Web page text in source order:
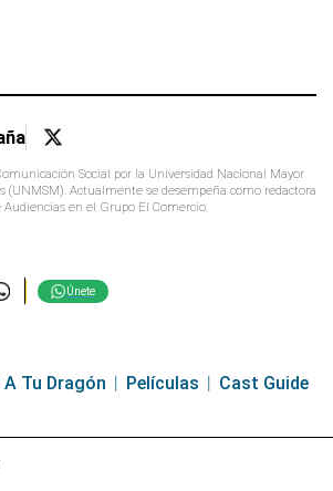
Social por la Universidad Nacional Mayor
(UNMSM). Actualmente se desempeña como redactora
Audiencias en el Grupo El Comercio.
Únete
Tu Dragón Películas Cast Guide